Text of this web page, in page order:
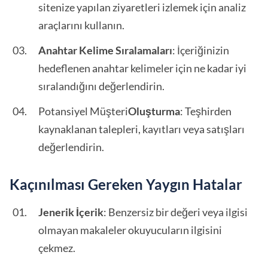
sitenize yapılan ziyaretleri izlemek için analiz
araçlarını kullanın.
Anahtar Kelime Sıralamaları: İçeriğinizin
hedeflenen anahtar kelimeler için ne kadar iyi
sıralandığını değerlendirin.
Potansiyel MüşteriOluşturma: Teşhirden
kaynaklanan talepleri, kayıtları veya satışları
değerlendirin.
Kaçınılması Gereken Yaygın Hatalar
Jenerik İçerik: Benzersiz bir değeri veya ilgisi
olmayan makaleler okuyucuların ilgisini
çekmez.